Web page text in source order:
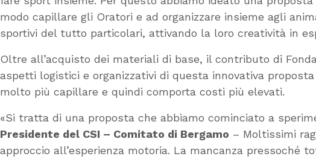
modo capillare gli Oratori e ad organizzare insieme agli
sportivi del tutto particolari, attivando la loro creatività in
Oltre all’acquisto dei materiali di base, il contributo di
aspetti logistici e organizzativi di questa innovativa
molto più capillare e quindi comporta costi più elevati.
«Si tratta di una proposta che abbiamo cominciato a
Presidente del CSI – Comitato di Bergamo – Moltissimi
approccio all’esperienza motoria. La mancanza pressoché